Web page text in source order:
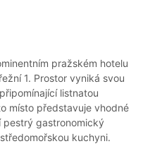
pražském hotelu
1. Prostor vyniká svou
listnatou
místo představuje vhodné
gastronomický
kuchyni.